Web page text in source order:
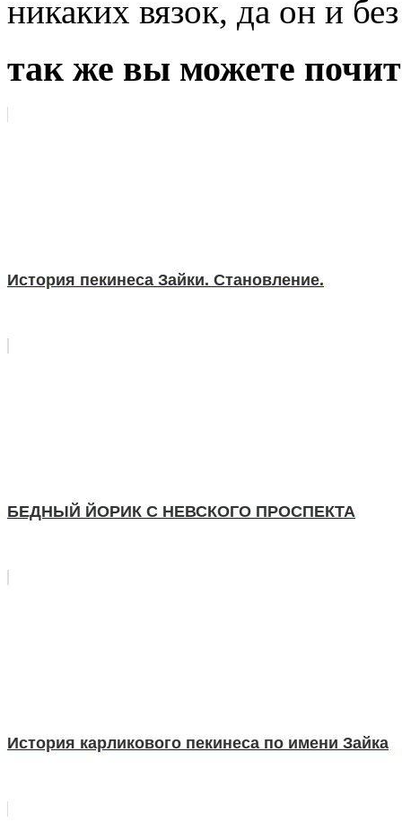
никаких вязок, да он и
так же вы можете
История пекинеса Зайки. Становление.
БЕДНЫЙ ЙОРИК С НЕВСКОГО ПРОСПЕКТА
История карликового пекинеса по имени Зайка